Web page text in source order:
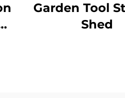
Garden Tool
Shed